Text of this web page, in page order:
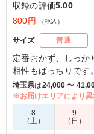
収録の評価5.00
800円
（税込）
サイズ 普通
定番おかず、しっか
相性もばっちりです
楽しみください。
5.0
定番人気メニュ
埼玉県は24,000 〜
※お届けエリアにより
8
（土）
9
（日）